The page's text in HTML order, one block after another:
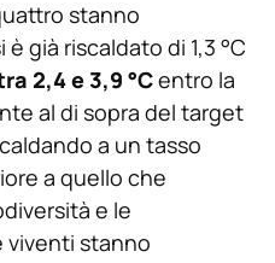
stanno
già riscaldato di 1,3 °C
2,4 e 3,9 °Centro la
al di sopra del target
a un tasso
a quello che
e le
viventi stanno